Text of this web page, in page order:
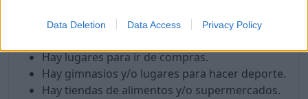
Data Deletion Data Access Privacy Policy
Hay lugares y eventos de cultura y ocio.
Hay lugares para ir de compras.
Hay gimnasios y/o lugares para hacer deporte.
Hay tiendas de alimentos y/o supermercados.